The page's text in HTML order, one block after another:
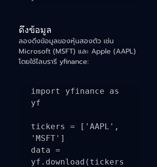
ดึงข้อมูล
ลองดึงข้อมูลของหุ้นสองตัว เช่น
Microsoft (MSFT) และ Apple (AAPL)
โดยใช้ไลบรารี yfinance:
import yfinance as
yf
tickers = ['AAPL',
'MSFT']
data =
yf.download(tickers